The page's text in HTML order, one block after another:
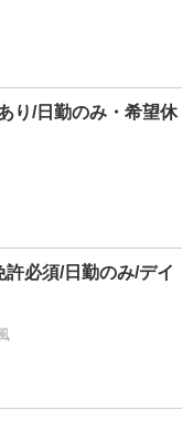
り/日勤のみ・希望休
許必須/日勤のみ/デイ